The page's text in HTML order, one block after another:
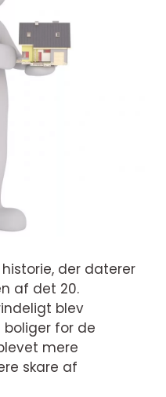
der daterer
af det 20.
blev
for de
mere
skare af